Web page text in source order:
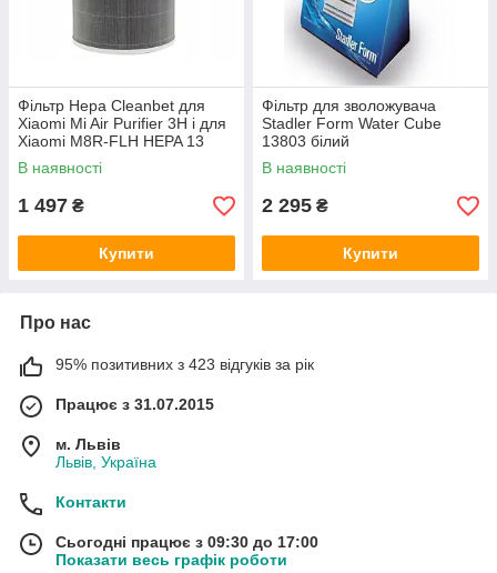
Фільтр Hepa Cleanbet для
Xiaomi Mi Air Purifier 3H і для
Xiaomi M8R-FLH HEPA 13
purifier ЗАМІННИК
В наявності
1 497 ₴
Купити
Фільтр для зволожувача
Stadler Form Water Cube
13803 білий
В наявності
2 295 ₴
Купити
Про нас
95% позитивних з 423 відгуків за рік
Працює з 31.07.2015
м. Львів
Львів, Україна
Контакти
Сьогодні працює з 09:30 до 17:00
Показати весь графік роботи